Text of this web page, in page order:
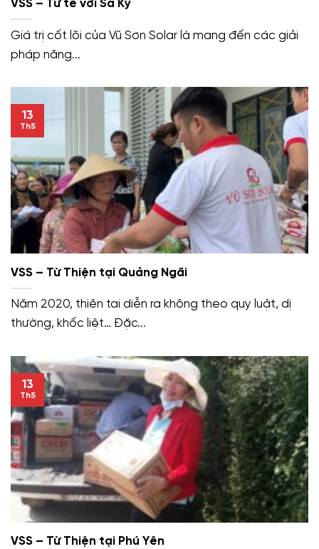
VSS – Tử tế với Sa Kỳ
Giá trị cốt lõi của Vũ Sơn Solar là mang đến các giải
pháp năng...
VSS – Từ Thiện tại Quảng Ngãi
Năm 2020, thiên tai diễn ra không theo quy luật, dị
thường, khốc liệt… Đặc...
13
Th5
VSS – Từ Thiện tại Phú Yên
13
Th5